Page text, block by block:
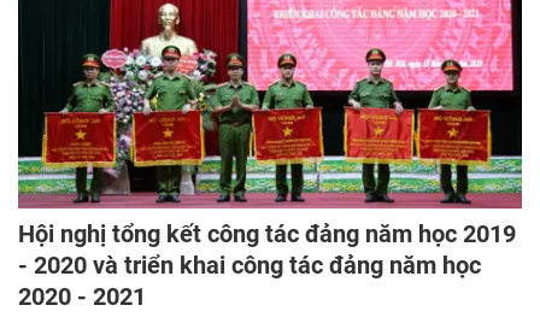
Hội nghị tổng kết công tác đảng năm học 2019
- 2020 và triển khai công tác đảng năm học
2020 - 2021